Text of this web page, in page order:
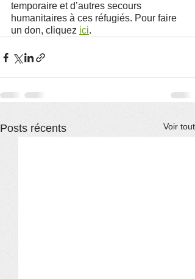
temporaire et d’autres secours
humanitaires à ces réfugiés. Pour faire
un don, cliquez ici.
Posts récents Voir tout